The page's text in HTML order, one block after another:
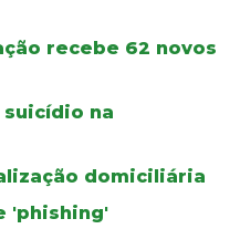
recebe 62 novos
suicídio na
domiciliária
'phishing'